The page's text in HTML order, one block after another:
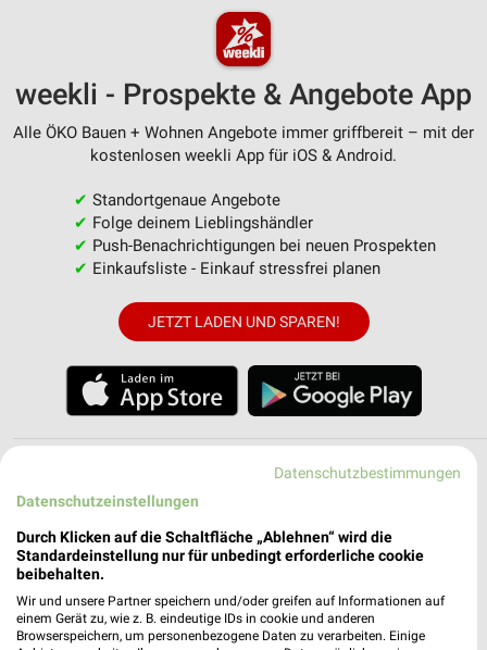
weekli - Prospekte & Angebote App
Alle ÖKO Bauen + Wohnen Angebote immer griffbereit – mit der
kostenlosen weekli App für iOS & Android.
✔ Standortgenaue Angebote
✔ Folge deinem Lieblingshändler
✔ Push-Benachrichtigungen bei neuen Prospekten
✔ Einkaufsliste - Einkauf stressfrei planen
JETZT LADEN UND SPAREN!
Möbel & Wohnen Filialen in der Umgebung
Wolfhager Straße 388
34128 Kassel
Datenschutzbestimmungen
Datenschutzeinstellungen
Durch Klicken auf die Schaltfläche „Ablehnen“ wird die
Standardeinstellung nur für unbedingt erforderliche cookie
beibehalten.
Wir und unsere Partner speichern und/oder greifen auf Informationen auf
einem Gerät zu, wie z. B. eindeutige IDs in cookie und anderen
Browserspeichern, um personenbezogene Daten zu verarbeiten. Einige